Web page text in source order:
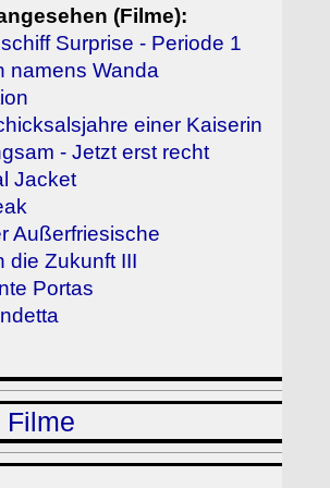
(Filme):
Surprise - Periode 1
namens Wanda
einer Kaiserin
- Jetzt erst recht
Jacket
Außerfriesische
die Zukunft III
Portas
Filme